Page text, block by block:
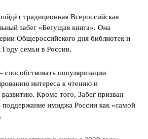
традиционная Всероссийская
забег «Бегущая книга». Она
Общероссийского дня библиотек и
Году семьи в России.
популяризации
интереса к чтению и
развитию. Кроме того, Забег призван
поддержание имиджа России как «самой